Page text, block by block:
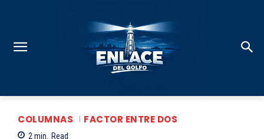
COLUMNAS FACTOR ENTRE DOS
2 min. Read